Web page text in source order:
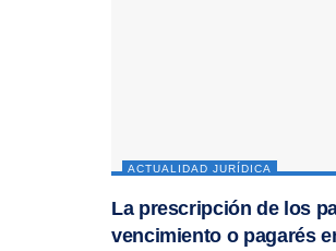
ACTUALIDAD JURÍDICA
La prescripción de los
vencimiento o pagarés